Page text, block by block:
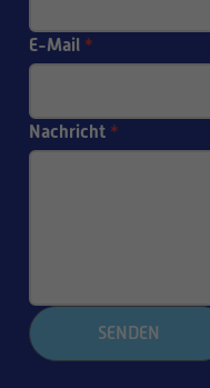
E-Mail *
Nachricht *
SENDEN